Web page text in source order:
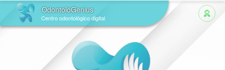
OdontoloGenius
Centro odontológico digital